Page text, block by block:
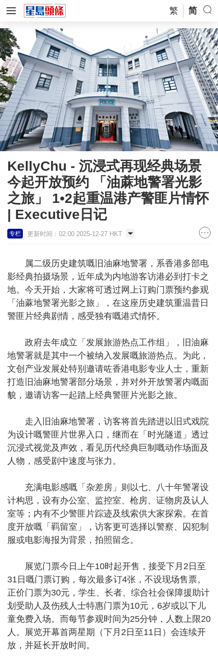
繁 简
KellyChu - 沉浸式再现经典场景
今起开放预约 「油蔴地警署光影
之旅」 1•2起重温港产警匪片情怀
| Executive日记
专栏 更新时间：02:00 2025-12-27 HKT
属二级历史建筑嘅旧油麻地警署，系香港多部电
影经典拍摄场景，近年成为内地游客访港必到打卡之
地。今天开始，大家将可透过网上订购门票预约参观
「油蔴地警署光影之旅」，在这座历史建筑重温昔日
警匪片经典剧情，感受独有嘅港式情怀。
政府去年成立「发展旅游热点工作组」，旧油麻
地警署就是其中一个被纳入发展嘅旅游热点。为此，
文创产业发展处特别邀请咗香港电影专业人士，重新
打造旧油麻地警署部分场景，并对外开放警署内嘅面
貌，邀请访客一起踏上经典警匪片光影之旅。
走入旧油麻地警署，访客将首先踏进以旧式戏院
为设计嘅警匪片世界入口，继而在「时光隧道」透过
沉浸式视觉及声效，看见历代经典巨制嘅动作场面及
人物，感受剧中速度与张力。
充满电影感嘅「杂差房」则以七、八十年警署设
计构思，设有办公室、监控室、枪房、证物房及认人
室等；内有不少警匪片踪迹及线索供大家探索。在首
度开放嘅「羁留室」，访客更可选择以警察、囚犯制
服或电影海报为背景，拍照留念。
展览门票今日上午10时起开售，接受下月2日至
31日嘅门票订购，每次最多订4张，不设现场售票。
正价门票为30元，学生、长者、综合社会保障援助计
划受助人及伤残人士特惠门票为10元，6岁或以下儿
童免费入场。而每节参观时间为25分钟，人数上限20
人。展览开幕首两星期（下月2日至11日）会连续开
放，并延长开放时间。